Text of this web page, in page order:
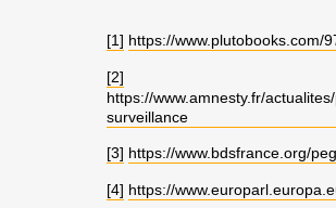
[1] https://www.plutobooks.com/
[2]
https://www.amnesty.fr/
surveillance
[3] https://www.bdsfrance.org/
[4] https://